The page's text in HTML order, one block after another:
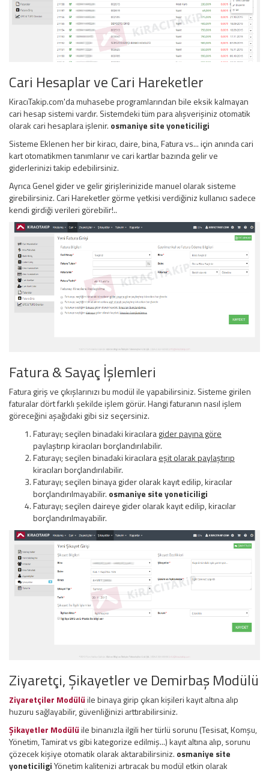
Cari Hesaplar ve Cari Hareketler
KiracıTakip.com'da muhasebe programlarından bile eksik kalmayan
cari hesap sistemi vardır. Sistemdeki tüm para alışverişiniz otomatik
olarak cari hesaplara işlenir. osmaniye site yoneticiligi
Sisteme Eklenen her bir kiracı, daire, bina, Fatura vs... için anında cari
kart otomatikmen tanımlanır ve cari kartlar bazında gelir ve
giderlerinizi takip edebilirsiniz.
Ayrıca Genel gider ve gelir girişlerinizide manuel olarak sisteme
girebilirsiniz. Cari Hareketler görme yetkisi verdiğiniz kullanıcı sadece
kendi girdiği verileri görebilir!..
Fatura & Sayaç İşlemleri
Fatura giriş ve çıkışlarınızı bu modül ile yapabilirsiniz. Sisteme girilen
faturalar dört farklı şekilde işlem görür. Hangi faturanın nasıl işlem
göreceğini aşağıdaki gibi siz seçersiniz.
Faturayı; seçilen binadaki kiracılaragider payına göre
paylaştırıp kiracıları borçlandırılabilir.
Faturayı; seçilen binadaki kiracılaraeşit olarak paylaştırıp
kiracıları borçlandırılabilir.
Faturayı; seçilen binaya gider olarak kayıt edilip, kiracılar
borçlandırılmayabilir. osmaniye site yoneticiligi
Faturayı; seçilen daireye gider olarak kayıt edilip, kiracılar
borçlandırılmayabilir.
Ziyaretçi, Şikayetler ve Demirbaş Modülü
Ziyaretçiler Modülüile binaya girip çıkan kişileri kayıt altına alıp
huzuru sağlayabilir, güvenliğinizi arttırabilirsiniz.
Şikayetler Modülüile binanızla ilgili her türlü sorunu (Tesisat, Komşu,
Yönetim, Tamirat vs gibi kategorize edilmiş...) kayıt altına alıp, sorunu
çözecek kişiye otomatik olarak aktarabilirsiniz. osmaniye site
yoneticiligiYönetim kalitenizi artıracak bu modül etkin olarak